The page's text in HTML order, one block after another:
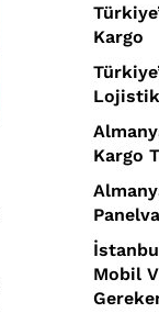
Kargo
Kargo
Mobil